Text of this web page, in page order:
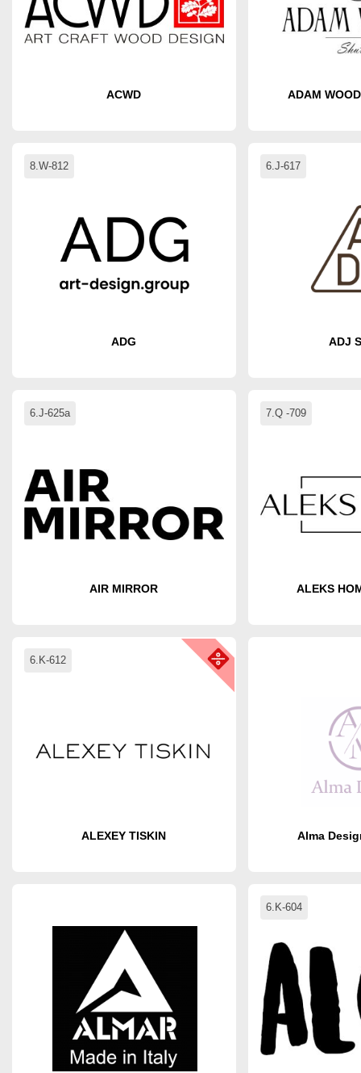
ACWD ADAM
8.W-812
ADG
6.J-617
ADJ
6.J-625a
AIR MIRROR
7.Q -709
ALEKS
6.K-612
ALEXEY TISKIN Alma
6.K-604